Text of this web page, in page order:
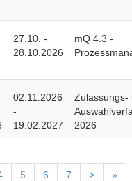
27.10. -
28.10.2026
mQ 4.3 -
02.11.2026
-
19.02.2027
Zulassungs-
2026
5 6 7 > »